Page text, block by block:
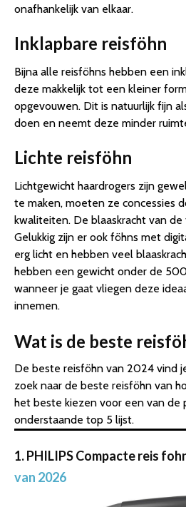
onafhankelijk van elkaar.
Inklapbare reisföhn
Bijna alle reisföhns hebben een
deze makkelijk tot een kleiner
opgevouwen. Dit is natuurlijk fijn
doen en neemt deze minder
Lichte reisföhn
Lichtgewicht haardrogers zijn
te maken, moeten ze concessies
kwaliteiten. De blaaskracht van
Gelukkig zijn er ook föhns met
erg licht en hebben veel
hebben een gewicht onder de
wanneer je gaat vliegen deze
innemen.
Wat is de beste
De beste reisföhn van 2024 vind
zoek naar de beste reisföhn van
het beste kiezen voor een van de
onderstaande top 5 lijst.
1. PHILIPS Compacte reis
van 2026